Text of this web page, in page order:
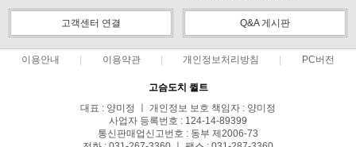
고객센터 연결 Q&A 게시판
이용안내 이용약관 개인정보처리방침 PC버전
고슴도치 퀼트
대표 : 양미정 ㅣ 개인정보 보호 책임자 : 양미정
사업자 등록번호 : 124-14-89399
통신판매업신고번호 : 동부 제2006-73